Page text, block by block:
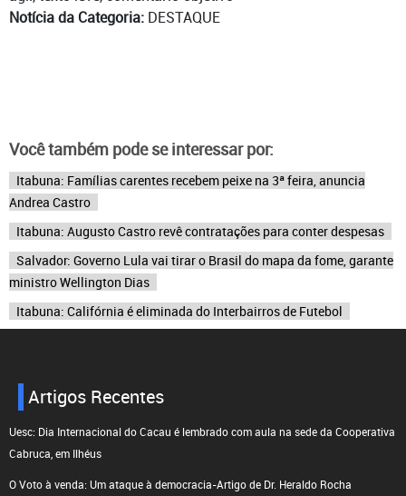
Notícia da Categoria: DESTAQUE
Você também pode se interessar por:
Itabuna: Famílias carentes recebem peixe na 3ª feira, anuncia
Andrea Castro
Itabuna: Augusto Castro revê contratações para conter despesas
Salvador: Governo Lula vai tirar o Brasil do mapa da fome, garante
ministro Wellington Dias
Itabuna: Califórnia é eliminada do Interbairros de Futebol
Artigos Recentes
Uesc: Dia Internacional do Cacau é lembrado com aula na sede da Cooperativa
Cabruca, em Ilhéus
O Voto à venda: Um ataque à democracia-Artigo de Dr. Heraldo Rocha